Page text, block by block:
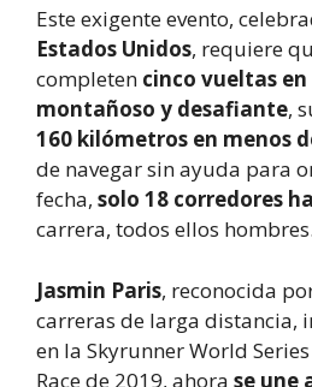
Este exigente evento,
Estados Unidos, requiere
completen cinco vueltas
montañoso y desafiante,
160 kilómetros en menos
de navegar sin ayuda para
fecha, solo 18 corredores
carrera, todos ellos hombres.
Jasmin Paris, reconocida
carreras de larga distancia,
en la Skyrunner World
Race de 2019, ahora se une